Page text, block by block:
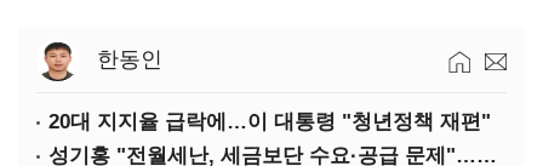
한동인
20대 지지율 급락에…이 대통령 "청년정책 재편"
성기홍 "전월세난, 세금보단 수요·공급 문제"…닥공 시사